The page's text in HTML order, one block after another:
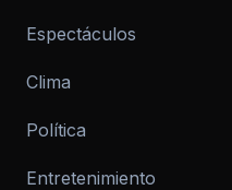
Espectáculos
Clima
Política
Entretenimiento